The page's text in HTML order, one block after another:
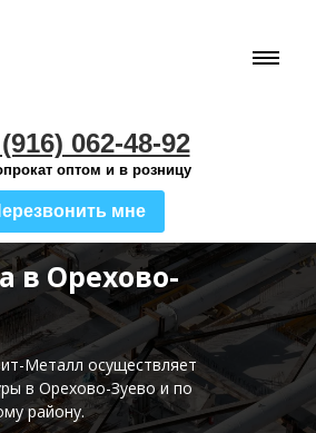
062-48-92
оптом и в розницу
мне
в Орехово-
Металл осуществляет
в Орехово-Зуево и по
району.